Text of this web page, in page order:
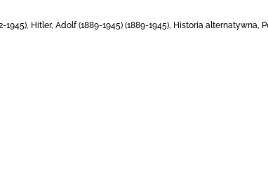
1945), Hitler, Adolf (1889-1945) (1889-1945), Historia